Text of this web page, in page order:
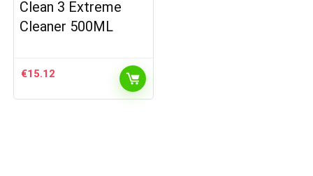
Clean 3 Extreme
Cleaner 500ML
€15.12